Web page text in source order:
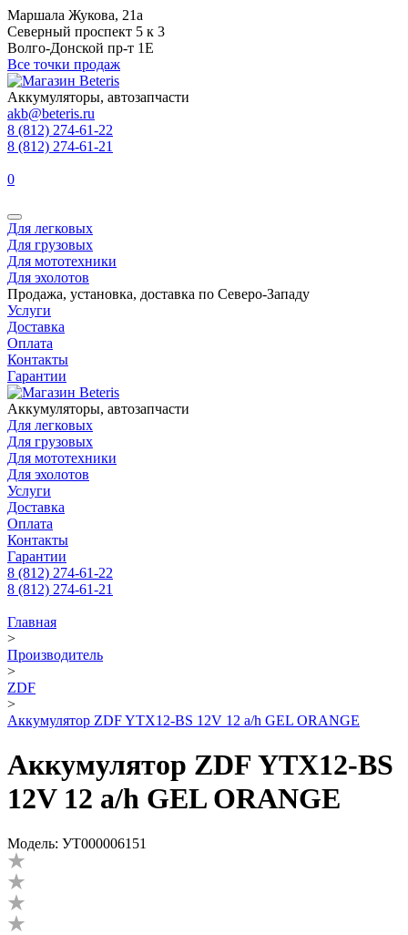
Маршала Жукова, 21а
Северный проспект 5 к 3
Волго-Донской пр-т 1Е
Все точки продаж
Аккумуляторы, автозапчасти
akb@beteris.ru
8 (812) 274-61-22
8 (812) 274-61-21
0
Для легковых
Для грузовых
Для мототехники
Для эхолотов
Продажа, установка, доставка по Северо-Западу
Услуги
Доставка
Оплата
Контакты
Гарантии
Аккумуляторы, автозапчасти
Для легковых
Для грузовых
Для мототехники
Для эхолотов
Услуги
Доставка
Оплата
Контакты
Гарантии
8 (812) 274-61-22
8 (812) 274-61-21
Главная
>
Производитель
>
ZDF
>
Аккумулятор ZDF YTX12-BS 12V 12 a/h GEL ORANGE
Аккумулятор ZDF YTX12-BS
12V 12 a/h GEL ORANGE
Модель: УТ000006151